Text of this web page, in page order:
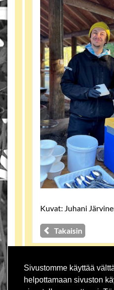
Sivustomme käyttää
helpottamaan sivuston
Kuvat: Juhani
Takaisin
TILAA